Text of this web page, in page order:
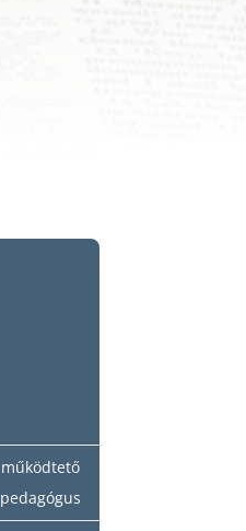
működtető
pedagógus